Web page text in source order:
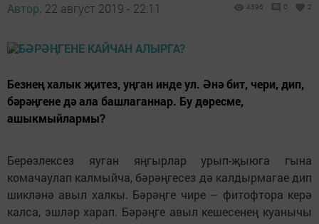
Автор, 22 август 2019 - 22:11 4396 0 2
Безнең халык җитез, уңган инде ул. Әнә бит, чери, дип,
бәрәңгене дә ала башлаганнар. Бу дөресме,
ашыкмыйлармы?
Берөзлексез яуган яңгырлар урып-җыюга гына
комачаулап калмыйча, бәрәңгесез дә калдырмагае дип
шикләнә авыл халкы. Бәрәңге чире – фитофтора керә
калса, эшләр харап. Бәрәңге авыл кешесенең куанычы